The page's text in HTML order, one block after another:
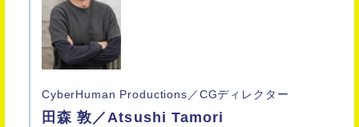
CyberHuman Productions／CGディレクター
田森 敦／Atsushi Tamori